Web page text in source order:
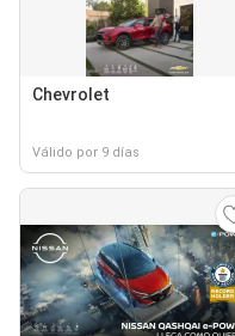
Chevrolet
Válido por 9 días